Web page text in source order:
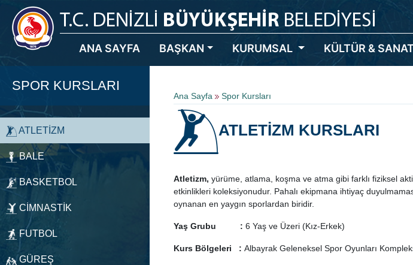
ANA SAYFA BAŞKAN KURUMSAL KÜLTÜR &
SPOR KURSLARI
ATLETİZM
BALE
BASKETBOL
CİMNASTİK
FUTBOL
GÜREŞ
Ana Sayfa Spor Kursları
ATLETİZM KURSLARI
Atletizm, yürüme, atlama, koşma ve atma gibi farklı fiziksel
etkinlikleri koleksiyonudur. Pahalı ekipmana ihtiyaç
oynanan en yaygın sporlardan biridir.
Yaş Grubu : 6 Yaş ve Üzeri (Kız-Erkek)
Kurs Bölgeleri : Albayrak Geleneksel Spor Oyunları